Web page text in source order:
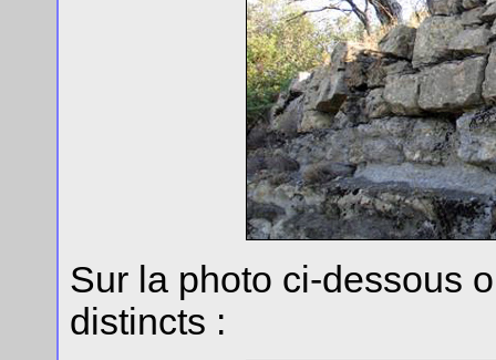
Sur la photo ci-dessous
distincts :